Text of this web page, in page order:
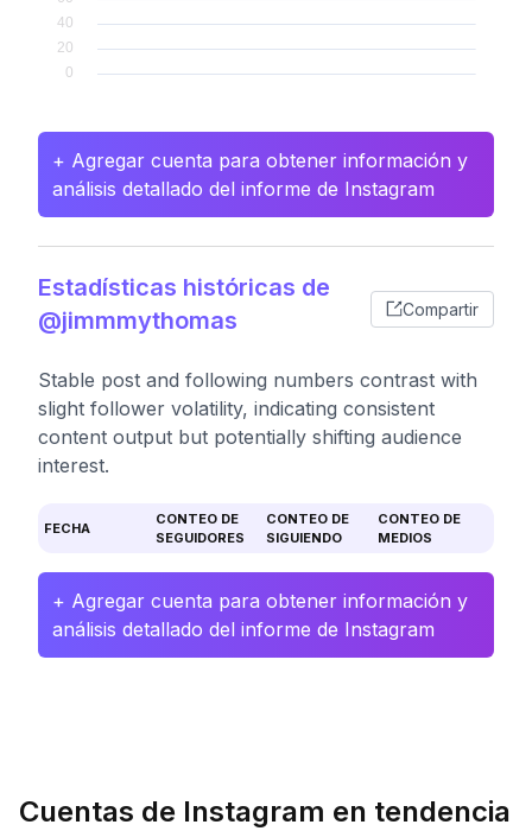
+ Agregar cuenta para obtener información y
análisis detallado del informe de Instagram
Estadísticas históricas de
@jimmmythomas
Compartir
Stable post and following numbers contrast with
slight follower volatility, indicating consistent
content output but potentially shifting audience
interest.
FECHA
CONTEO DE
SEGUIDORES
CONTEO DE
SIGUIENDO
CONTEO DE
MEDIOS
+ Agregar cuenta para obtener información y
análisis detallado del informe de Instagram
Cuentas de Instagram en tendencia